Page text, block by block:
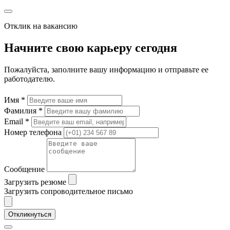
Отклик на вакансию
Начните свою карьеру сегодня
Пожалуйста, заполните вашу информацию и отправьте ее
работодателю.
Имя *
Фамилия *
Email *
Номер телефона
Сообщение
Загрузить резюме
Загрузить сопроводительное письмо
Откликнуться